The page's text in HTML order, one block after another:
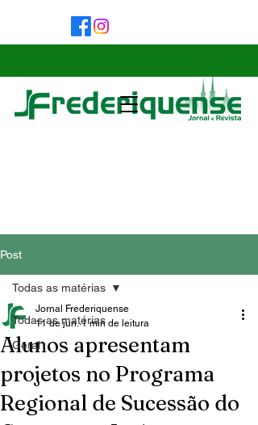
Post
Todas as matérias
Geral
Todas as matérias
Alunos apresentam
projetos no Programa
Regional de Sucessão do
Jornal Frederiquense
11 de jun. 1 min de leitura